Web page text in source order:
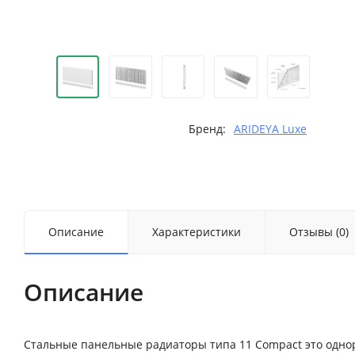
Бренд: ARIDEYA Luxe
Описание Характеристики Отзывы (0)
Описание
Стальные панельные радиаторы типа 11 Compact это